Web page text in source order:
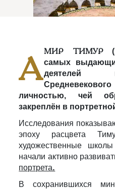
А МИР ТИМУР
самых
деятелей
личностью, чей
закреплён в
Исследования
эпоху расцвета
художественные
начали активно
портрета.
В сохранившихся